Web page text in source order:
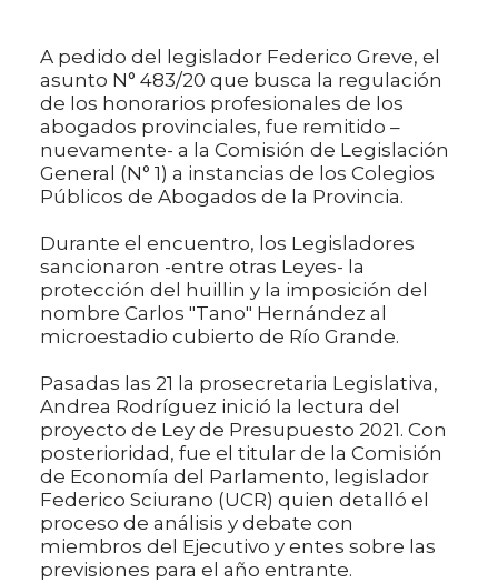
A pedido del legislador Federico Greve, el
asunto N° 483/20 que busca la regulación
de los honorarios profesionales de los
abogados provinciales, fue remitido –
nuevamente- a la Comisión de Legislación
General (N° 1) a instancias de los Colegios
Públicos de Abogados de la Provincia.
Durante el encuentro, los Legisladores
sancionaron -entre otras Leyes- la
protección del huillin y la imposición del
nombre Carlos "Tano" Hernández al
microestadio cubierto de Río Grande.
Pasadas las 21 la prosecretaria Legislativa,
Andrea Rodríguez inició la lectura del
proyecto de Ley de Presupuesto 2021. Con
posterioridad, fue el titular de la Comisión
de Economía del Parlamento, legislador
Federico Sciurano (UCR) quien detalló el
proceso de análisis y debate con
miembros del Ejecutivo y entes sobre las
previsiones para el año entrante.